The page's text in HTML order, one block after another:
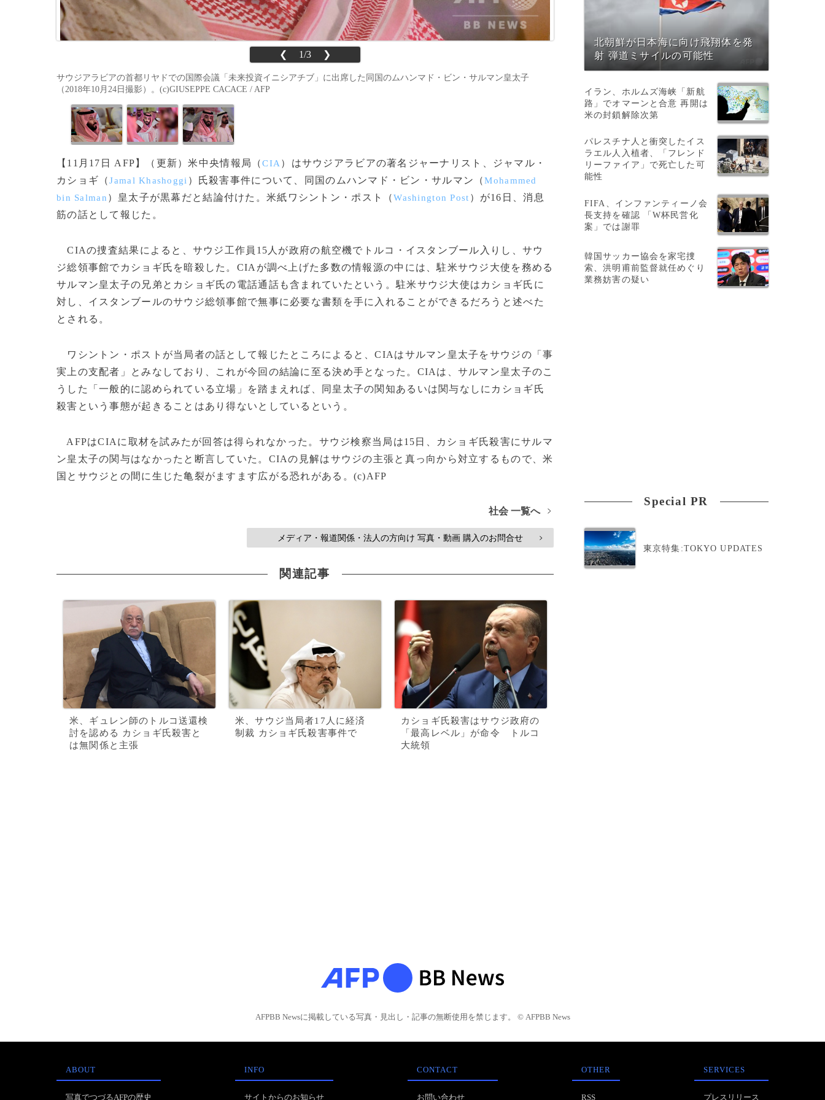
❮ 1/3 ❯
サウジアラビアの首都リヤドでの国際会議「未来投資イニシアチブ」に出席した同国のムハンマド・ビン・サルマン皇太子
（2018年10月24日撮影）。(c)GIUSEPPE CACACE / AFP
【11月17日 AFP】（更新）米中央情報局（CIA ）はサウジアラビアの著名ジャーナリスト、ジャマル・
カショギ（Jamal Khashoggi ）氏殺害事件について、同国のムハンマド・ビン・サルマン（Mohammed
bin Salman ）皇太子が黒幕だと結論付けた。米紙ワシントン・ポスト（Washington Post ）が16日、消息
筋の話として報じた。
CIAの捜査結果によると、サウジ工作員15人が政府の航空機でトルコ・イスタンブール入りし、サウ
ジ総領事館でカショギ氏を暗殺した。CIAが調べ上げた多数の情報源の中には、駐米サウジ大使を務める
サルマン皇太子の兄弟とカショギ氏の電話通話も含まれていたという。駐米サウジ大使はカショギ氏に
対し、イスタンブールのサウジ総領事館で無事に必要な書類を手に入れることができるだろうと述べた
とされる。
ワシントン・ポストが当局者の話として報じたところによると、CIAはサルマン皇太子をサウジの「事
実上の支配者」とみなしており、これが今回の結論に至る決め手となった。CIAは、サルマン皇太子のこ
うした「一般的に認められている立場」を踏まえれば、同皇太子の関知あるいは関与なしにカショギ氏
殺害という事態が起きることはあり得ないとしているという。
AFPはCIAに取材を試みたが回答は得られなかった。サウジ検察当局は15日、カショギ氏殺害にサルマ
ン皇太子の関与はなかったと断言していた。CIAの見解はサウジの主張と真っ向から対立するもので、米
国とサウジとの間に生じた亀裂がますます広がる恐れがある。(c)AFP
社会 一覧へ >
メディア・報道関係・法人の方向け 写真・動画 購入のお問合せ >
関連記事
米、ギュレン師のトルコ送還検
討を認める カショギ氏殺害と
は無関係と主張
米、サウジ当局者17人に経済
制裁 カショギ氏殺害事件で
カショギ氏殺害はサウジ政府の
「最高レベル」が命令 トルコ
大統領
北朝鮮が日本海に向け飛翔体を発
射 弾道ミサイルの可能性
イラン、ホルムズ海峡「新航
路」でオマーンと合意 再開は
米の封鎖解除次第
パレスチナ人と衝突したイス
ラエル人入植者、「フレンド
リーファイア」で死亡した可
能性
FIFA、インファンティーノ会
長支持を確認 「W杯民営化
案」では謝罪
韓国サッカー協会を家宅捜
索、洪明甫前監督就任めぐり
業務妨害の疑い
Special PR
東京特集:TOKYO UPDATES
AFPBB Newsに掲載している写真・見出し・記事の無断使用を禁じます。 © AFPBB News
ABOUT
写真でつづるAFPの歴史
INFO
サイトからのお知らせ
CONTACT
お問い合わせ
OTHER
RSS
SERVICES
プレスリリース